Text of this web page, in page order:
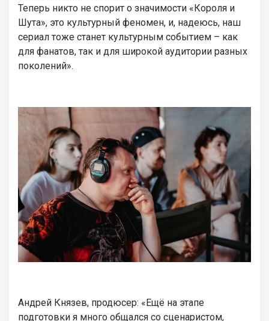
Теперь никто не спорит о значимости «Короля и
Шута», это культурный феномен, и, надеюсь, наш
сериал тоже станет культурным событием – как
для фанатов, так и для широкой аудитории разных
поколений».
Андрей Князев, продюсер: «Ещё на этапе
подготовки я много общался со сценаристом,